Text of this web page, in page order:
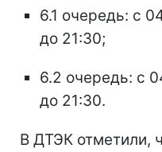
6.1 очередь: с
до 21:30;
6.2 очередь: с
до 21:30.
В ДТЭК отметили,